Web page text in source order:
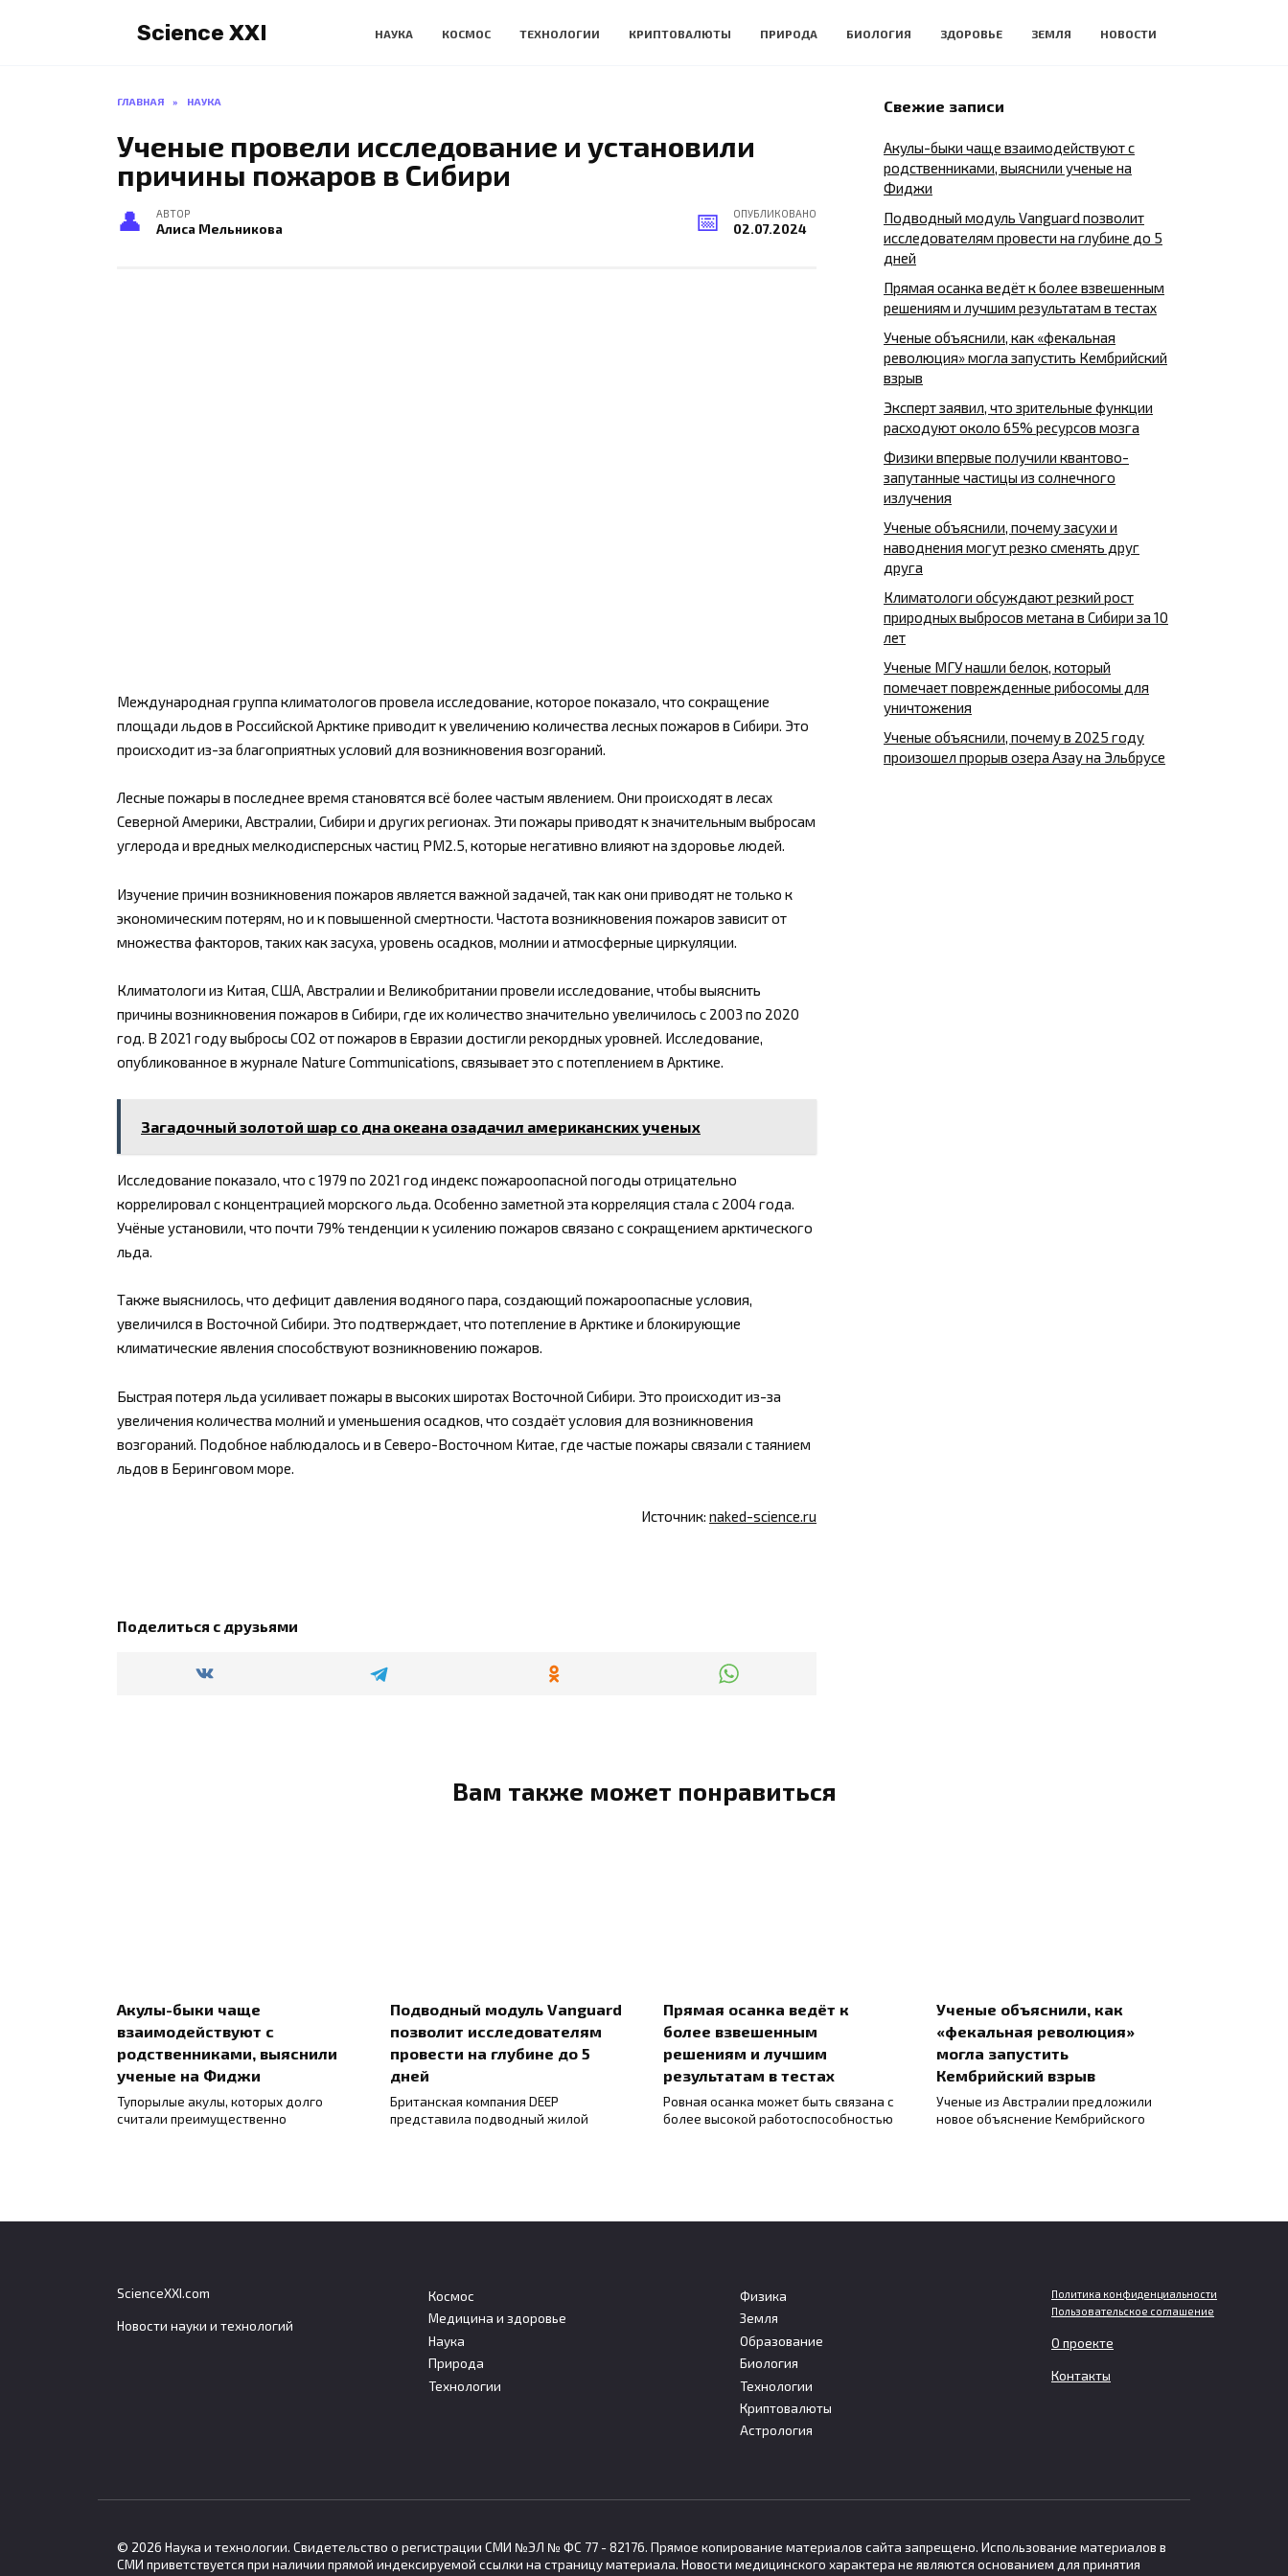
Science XXI НАУКА КОСМОС ТЕХНОЛОГИИ КРИПТОВАЛЮТЫ ПРИРОДА БИОЛОГИЯ ЗДОРОВЬЕ ЗЕМЛЯ НОВОСТИ
ГЛАВНАЯ » НАУКА
Ученые провели исследование и установили
причины пожаров в Сибири
АВТОР
Алиса Мельникова
ОПУБЛИКОВАНО
02.07.2024
Международная группа климатологов провела исследование, которое показало, что сокращение
площади льдов в Российской Арктике приводит к увеличению количества лесных пожаров в Сибири. Это
происходит из-за благоприятных условий для возникновения возгораний.
Лесные пожары в последнее время становятся всё более частым явлением. Они происходят в лесах
Северной Америки, Австралии, Сибири и других регионах. Эти пожары приводят к значительным выбросам
углерода и вредных мелкодисперсных частиц PM2.5, которые негативно влияют на здоровье людей.
Изучение причин возникновения пожаров является важной задачей, так как они приводят не только к
экономическим потерям, но и к повышенной смертности. Частота возникновения пожаров зависит от
множества факторов, таких как засуха, уровень осадков, молнии и атмосферные циркуляции.
Климатологи из Китая, США, Австралии и Великобритании провели исследование, чтобы выяснить
причины возникновения пожаров в Сибири, где их количество значительно увеличилось с 2003 по 2020
год. В 2021 году выбросы CO2 от пожаров в Евразии достигли рекордных уровней. Исследование,
опубликованное в журнале Nature Communications, связывает это с потеплением в Арктике.
Загадочный золотой шар со дна океана озадачил американских ученых
Исследование показало, что с 1979 по 2021 год индекс пожароопасной погоды отрицательно
коррелировал с концентрацией морского льда. Особенно заметной эта корреляция стала с 2004 года.
Учёные установили, что почти 79% тенденции к усилению пожаров связано с сокращением арктического
льда.
Также выяснилось, что дефицит давления водяного пара, создающий пожароопасные условия,
увеличился в Восточной Сибири. Это подтверждает, что потепление в Арктике и блокирующие
климатические явления способствуют возникновению пожаров.
Быстрая потеря льда усиливает пожары в высоких широтах Восточной Сибири. Это происходит из-за
увеличения количества молний и уменьшения осадков, что создаёт условия для возникновения
возгораний. Подобное наблюдалось и в Северо-Восточном Китае, где частые пожары связали с таянием
льдов в Беринговом море.
Источник: naked-science.ru
Поделиться с друзьями
Свежие записи
Акулы-быки чаще взаимодействуют с
родственниками, выяснили ученые на
Фиджи
Подводный модуль Vanguard позволит
исследователям провести на глубине до 5
дней
Прямая осанка ведёт к более взвешенным
решениям и лучшим результатам в тестах
Ученые объяснили, как «фекальная
революция» могла запустить Кембрийский
взрыв
Эксперт заявил, что зрительные функции
расходуют около 65% ресурсов мозга
Физики впервые получили квантово-
запутанные частицы из солнечного
излучения
Ученые объяснили, почему засухи и
наводнения могут резко сменять друг
друга
Климатологи обсуждают резкий рост
природных выбросов метана в Сибири за 10
лет
Ученые МГУ нашли белок, который
помечает поврежденные рибосомы для
уничтожения
Ученые объяснили, почему в 2025 году
произошел прорыв озера Азау на Эльбрусе
Вам также может понравиться
Акулы-быки чаще
взаимодействуют с
родственниками, выяснили
ученые на Фиджи
Тупорылые акулы, которых долго
считали преимущественно
Подводный модуль Vanguard
позволит исследователям
провести на глубине до 5
дней
Британская компания DEEP
представила подводный жилой
Прямая осанка ведёт к
более взвешенным
решениям и лучшим
результатам в тестах
Ровная осанка может быть связана с
более высокой работоспособностью
Ученые объяснили, как
«фекальная революция»
могла запустить
Кембрийский взрыв
Ученые из Австралии предложили
новое объяснение Кембрийского
Физики впервые получили
квантово-запутанные
Ученые объяснили, почему
засухи и наводнения могут
резко сменять друг друга
Британские ученые предупредили о
возможном усилении
Нейросеть впервые создала
жизнеспособные вирусы и
ScienceXXI.com
Новости науки и технологий
Космос
Медицина и здоровье
Наука
Природа
Технологии
Физика
Земля
Образование
Биология
Технологии
Криптовалюты
Астрология
Политика конфиденциальности
Пользовательское соглашение
О проекте
Контакты
© 2026 Наука и технологии. Свидетельство о регистрации СМИ №ЭЛ № ФС 77 - 82176. Прямое копирование материалов сайта запрещено. Использование материалов в
СМИ приветствуется при наличии прямой индексируемой ссылки на страницу материала. Новости медицинского характера не являются основанием для принятия